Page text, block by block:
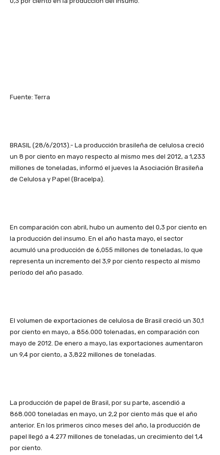
Fuente: Terra
BRASIL (28/6/2013).- La producción brasileña de celulosa creció
un 8 por ciento en mayo respecto al mismo mes del 2012, a 1,233
millones de toneladas, informó el jueves la Asociación Brasileña
de Celulosa y Papel (Bracelpa).
En comparación con abril, hubo un aumento del 0,3 por ciento en
la producción del insumo. En el año hasta mayo, el sector
acumuló una producción de 6,055 millones de toneladas, lo que
representa un incremento del 3,9 por ciento respecto al mismo
período del año pasado.
El volumen de exportaciones de celulosa de Brasil creció un 30,1
por ciento en mayo, a 856.000 tolenadas, en comparación con
mayo de 2012. De enero a mayo, las exportaciones aumentaron
un 9,4 por ciento, a 3,822 millones de toneladas.
La producción de papel de Brasil, por su parte, ascendió a
868.000 toneladas en mayo, un 2,2 por ciento más que el año
anterior. En los primeros cinco meses del año, la producción de
papel llegó a 4.277 millones de toneladas, un crecimiento del 1,4
por ciento.